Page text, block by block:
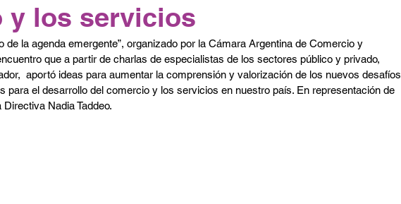
y los servicios
de la agenda emergente”, organizado por la Cámara Argentina de Comercio y
que a partir de charlas de especialistas de los sectores público y privado,
aportó ideas para aumentar la comprensión y valorización de los nuevos desafíos
para el desarrollo del comercio y los servicios en nuestro país. En representación de
Nadia Taddeo.